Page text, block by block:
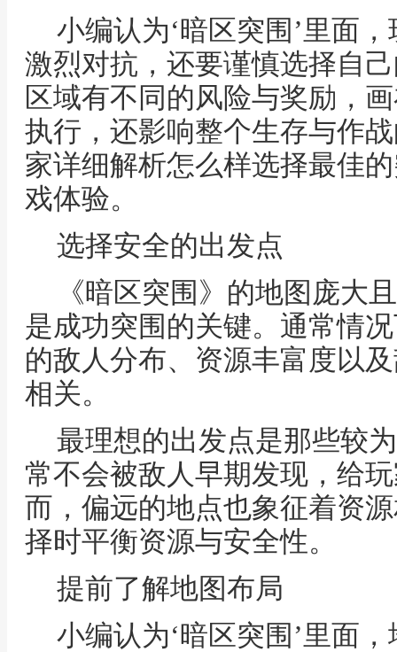
小编认为‘暗区突围’里面
激烈对抗，还要谨慎选择自
区域有不同的风险与奖励，
执行，还影响整个生存与作
家详细解析怎么样选择最佳
戏体验。
选择安全的出发点
《暗区突围》的地图庞大
是成功突围的关键。通常情
的敌人分布、资源丰富度以
相关。
最理想的出发点是那些较
常不会被敌人早期发现，给
而，偏远的地点也象征着资
择时平衡资源与安全性。
提前了解地图布局
小编认为‘暗区突围’里面